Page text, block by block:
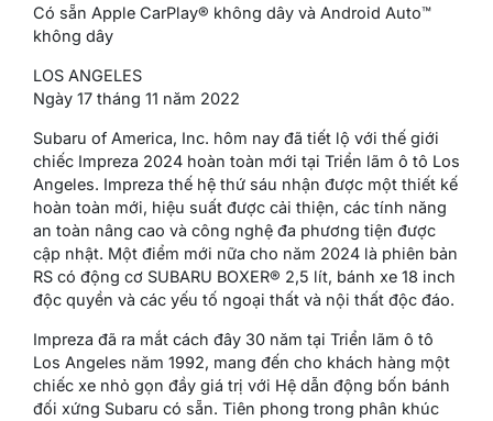
Có sẵn Apple CarPlay® không dây và Android Auto™
không dây
LOS ANGELES
Ngày 17 tháng 11 năm 2022
Subaru of America, Inc. hôm nay đã tiết lộ với thế giới
chiếc Impreza 2024 hoàn toàn mới tại Triển lãm ô tô Los
Angeles. Impreza thế hệ thứ sáu nhận được một thiết kế
hoàn toàn mới, hiệu suất được cải thiện, các tính năng
an toàn nâng cao và công nghệ đa phương tiện được
cập nhật. Một điểm mới nữa cho năm 2024 là phiên bản
RS có động cơ SUBARU BOXER® 2,5 lít, bánh xe 18 inch
độc quyền và các yếu tố ngoại thất và nội thất độc đáo.
Impreza đã ra mắt cách đây 30 năm tại Triển lãm ô tô
Los Angeles năm 1992, mang đến cho khách hàng một
chiếc xe nhỏ gọn đầy giá trị với Hệ dẫn động bốn bánh
đối xứng Subaru có sẵn. Tiên phong trong phân khúc